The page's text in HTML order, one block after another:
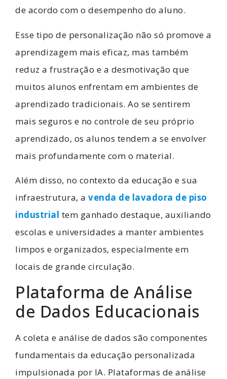
de acordo com o desempenho do aluno.
Esse tipo de personalização não só promove a
aprendizagem mais eficaz, mas também
reduz a frustração e a desmotivação que
muitos alunos enfrentam em ambientes de
aprendizado tradicionais. Ao se sentirem
mais seguros e no controle de seu próprio
aprendizado, os alunos tendem a se envolver
mais profundamente com o material.
Além disso, no contexto da educação e sua
infraestrutura, a venda de lavadora de piso
industrial tem ganhado destaque, auxiliando
escolas e universidades a manter ambientes
limpos e organizados, especialmente em
locais de grande circulação.
Plataforma de Análise
de Dados Educacionais
A coleta e análise de dados são componentes
fundamentais da educação personalizada
impulsionada por IA. Plataformas de análise